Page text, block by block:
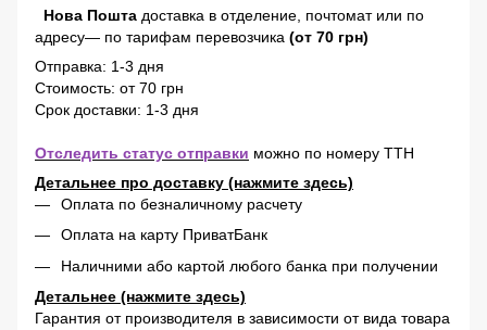
Нова Пошта доставка в отделение, почтомат или по
адресу— по тарифам перевозчика (от 70 грн)
Отправка: 1-3 дня
Стоимость: от 70 грн
Срок доставки: 1-3 дня
Отследить статус отправки можно по номеру ТТН
Детальнее про доставку (нажмите здесь)
Оплата по безналичному расчету
Оплата на карту ПриватБанк
Наличними або картой любого банка при получении
Детальнее (нажмите здесь)
Гарантия от производителя в зависимости от вида товара